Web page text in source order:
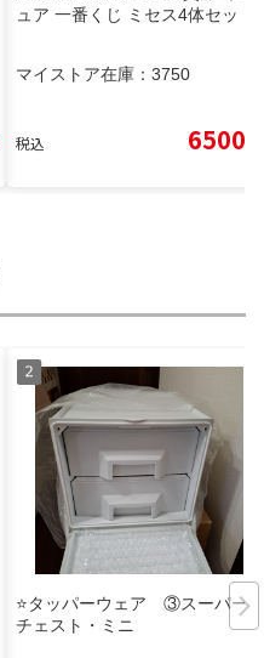
ュア 一番くじ ミセス4体セット
マイストア在庫： 3750
税込 6500
⭐タッパーウェア ③スーパー
チェスト・ミニ